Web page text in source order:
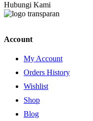
Hubungi Kami
Account
My Account
Orders History
Wishlist
Shop
Blog